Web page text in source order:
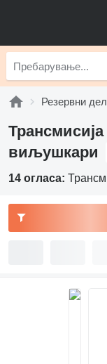
Резервни
виљушкари
14 огласа: